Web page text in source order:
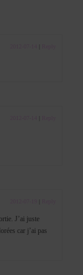
J’ai juste
car j’ai pas